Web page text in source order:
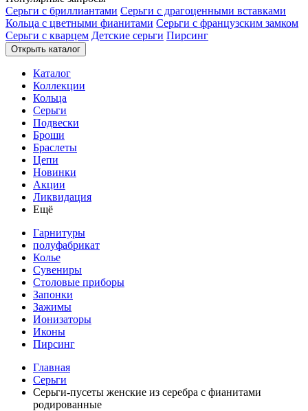
Серьги с бриллиантами Серьги с драгоценными вставками
Кольца с цветными фианитами Серьги с французским замком
Серьги с кварцем Детские серьги Пирсинг
Открыть каталог
Каталог
Коллекции
Кольца
Серьги
Подвески
Броши
Браслеты
Цепи
Новинки
Акции
Ликвидация
Ещё
Гарнитуры
полуфабрикат
Колье
Сувениры
Столовые приборы
Запонки
Зажимы
Ионизаторы
Иконы
Пирсинг
Главная
Серьги
Серьги-пусеты женские из серебра с фианитами
родированные